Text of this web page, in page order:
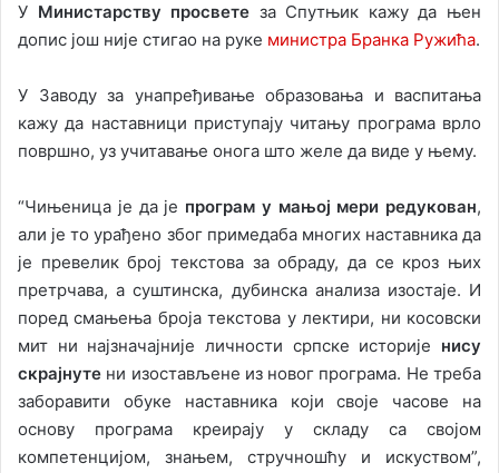
У Министарству просвете за Спутњик кажу да њен
допис још није стигао на руке министра Бранка Ружића.
У Заводу за унапређивање образовања и васпитања
кажу да наставници приступају читању програма врло
површно, уз учитавање онога што желе да виде у њему.
“Чињеница је да је програм у мањој мери редукован,
али је то урађено због примедаба многих наставника да
је превелик број текстова за обраду, да се кроз њих
претрчава, а суштинска, дубинска анализа изостаје. И
поред смањења броја текстова у лектири, ни косовски
мит ни најзначајније личности српске историје нису
скрајнуте ни изостављене из новог програма. Не треба
заборавити обуке наставника који своје часове на
основу програма креирају у складу са својом
компетенцијом, знањем, стручношћу и искуством”,